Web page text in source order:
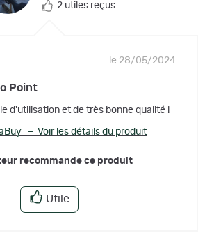
2 utiles reçus
le 28/05/2024
Point
d'utilisation et de très bonne qualité !
– Voir les détails du produit
recommande ce produit
Utile